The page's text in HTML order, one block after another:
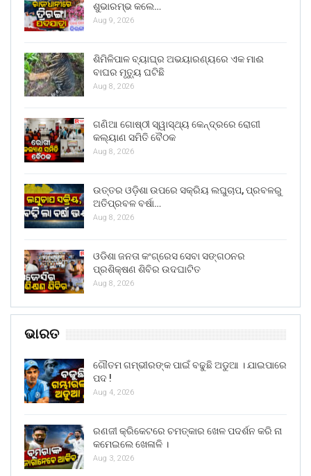
ଶୁଭାରମ୍ଭ କଲେ…
Aug 9, 2026
ଶିମିଳିପାଳ ବ୍ୟାଘ୍ର ଅଭୟାରଣ୍ୟରେ ଏକ ମାଈ
ବାଘର ମୃତ୍ୟୁ ଘଟିଛି
Aug 8, 2026
ଗଣିଆ ଗୋଷ୍ଠୀ ସ୍ୱାସ୍ଥ୍ୟ କେନ୍ଦ୍ରରେ ରୋଗୀ
କଲ୍ୟାଣ ସମିତି ବୈଠକ
Aug 8, 2026
ଉତ୍ତର ଓଡ଼ିଶା ଉପରେ ସକ୍ରିୟ ଲଘୁଚାପ, ପ୍ରବଳରୁ
ଅତିପ୍ରବଳ ବର୍ଷା…
Aug 8, 2026
ଓଡିଶା ଜନତା କଂଗ୍ରେସ ସେବା ସଙ୍ଗଠନର
ପ୍ରଶିକ୍ଷଣ ଶିବିର ଉଦଘାଟିତ
Aug 8, 2026
ଭାରତ
ଗୌତମ ଗମ୍ଭୀରଙ୍କ ପାଇଁ ବଢୁଛି ଅଡୁଆ । ଯାଇପାରେ
ପଦ !
Aug 4, 2026
ରଣଜୀ କ୍ରିକେଟରେ ଚମତ୍କାର ଖେଳ ପଦର୍ଶନ କରି ନା
କମେଇଲେ ଖେଳାଳି ।
Aug 3, 2026